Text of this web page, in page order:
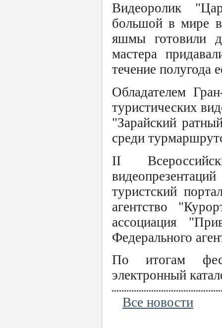
Видеоролик
большой в мире
яшмы готовили
мастера
течение полугода
Обладателем
туристических
"Зарайский
среди
II
туристский
агентство
ассоциация
Федерального
По итогам
электронный
Все новости